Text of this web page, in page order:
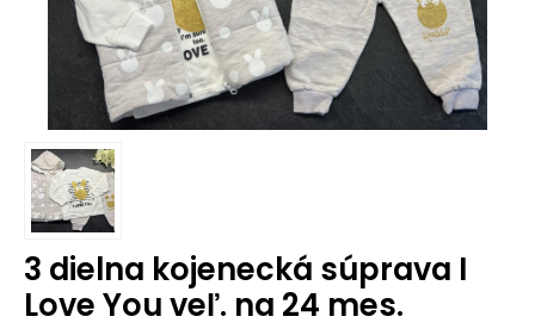
3 dielna kojenecká súprava I
Love You veľ. na 24 mes.